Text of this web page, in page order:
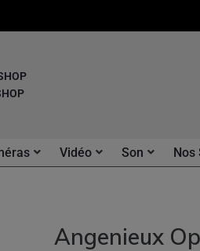
Vidéo Son Nos
Angenieux